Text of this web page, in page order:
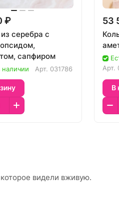
₽
серебра с
сапфиром
наличии Арт. 031786
53
Арт.
В
видели вживую.